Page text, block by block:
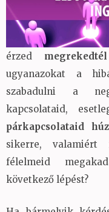
érzed megrekedtél
ugyanazokat a
szabadulni a
kapcsolataid,
párkapcsolataid
sikerre, valamiért
félelmeid
következő lépést?